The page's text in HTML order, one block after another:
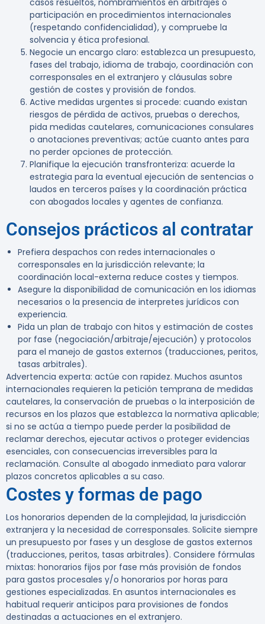
casos resueltos, nombramientos en arbitrajes o
participación en procedimientos internacionales
(respetando confidencialidad), y compruebe la
solvencia y ética profesional.
Negocie un encargo claro: establezca un presupuesto,
fases del trabajo, idioma de trabajo, coordinación con
corresponsales en el extranjero y cláusulas sobre
gestión de costes y provisión de fondos.
Active medidas urgentes si procede: cuando existan
riesgos de pérdida de activos, pruebas o derechos,
pida medidas cautelares, comunicaciones consulares
o anotaciones preventivas; actúe cuanto antes para
no perder opciones de protección.
Planifique la ejecución transfronteriza: acuerde la
estrategia para la eventual ejecución de sentencias o
laudos en terceros países y la coordinación práctica
con abogados locales y agentes de confianza.
Consejos prácticos al contratar
Prefiera despachos con redes internacionales o
corresponsales en la jurisdicción relevante; la
coordinación local-externa reduce costes y tiempos.
Asegure la disponibilidad de comunicación en los idiomas
necesarios o la presencia de interpretes jurídicos con
experiencia.
Pida un plan de trabajo con hitos y estimación de costes
por fase (negociación/arbitraje/ejecución) y protocolos
para el manejo de gastos externos (traducciones, peritos,
tasas arbitrales).
Advertencia experta: actúe con rapidez. Muchos asuntos
internacionales requieren la petición temprana de medidas
cautelares, la conservación de pruebas o la interposición de
recursos en los plazos que establezca la normativa aplicable;
si no se actúa a tiempo puede perder la posibilidad de
reclamar derechos, ejecutar activos o proteger evidencias
esenciales, con consecuencias irreversibles para la
reclamación. Consulte al abogado inmediato para valorar
plazos concretos aplicables a su caso.
Costes y formas de pago
Los honorarios dependen de la complejidad, la jurisdicción
extranjera y la necesidad de corresponsales. Solicite siempre
un presupuesto por fases y un desglose de gastos externos
(traducciones, peritos, tasas arbitrales). Considere fórmulas
mixtas: honorarios fijos por fase más provisión de fondos
para gastos procesales y/o honorarios por horas para
gestiones especializadas. En asuntos internacionales es
habitual requerir anticipos para provisiones de fondos
destinadas a actuaciones en el extranjero.